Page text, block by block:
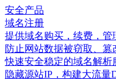
安全产品
域名注册
提供域名购买，续费，管
防止网站数据被窃取、篡
快速安全稳定的域名解析
隐藏源站IP，构建大流量